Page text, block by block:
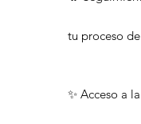
tu proceso
✨ Acceso a